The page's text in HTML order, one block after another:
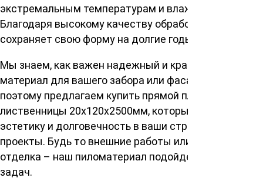
экстремальным температурам и влажности.
Благодаря высокому качеству обработки, планкен
сохраняет свою форму на долгие годы.
Мы знаем, как важен надежный и красивый
материал для вашего забора или фасада. Именно
поэтому предлагаем купить прямой планкен из
лиственницы 20х120х2500мм, который привнесет
эстетику и долговечность в ваши строительные
проекты. Будь то внешние работы или внутренняя
отделка – наш пиломатериал подойдет для любых
задач.